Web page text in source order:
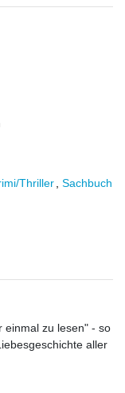
Thriller Sachbuch
einmal zu lesen" - so
aller